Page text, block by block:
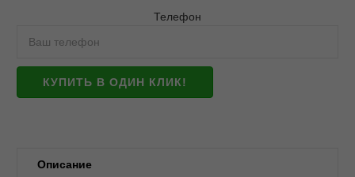
Телефон
КУПИТЬ В ОДИН КЛИК!
Описание